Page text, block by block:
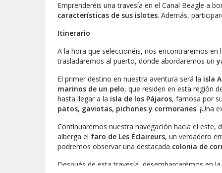
Emprenderéis una travesía en el Canal Beagle a
características de sus islotes. Además,
Itinerario
A la hora que seleccionéis, nos encontraremos
trasladaremos al puerto, donde abordaremos un
El primer destino en nuestra aventura será la isla
marinos de un pelo, que residen en esta región
hasta llegar a la isla de los Pájaros, famosa por
patos, gaviotas, pichones y cormoranes. ¡Una
Continuaremos nuestra navegación hacia el este,
alberga el faro de Les Éclaireurs, un verdadero
podremos observar una destacada colonia de
Después de esta travesía, desembarcaremos en la